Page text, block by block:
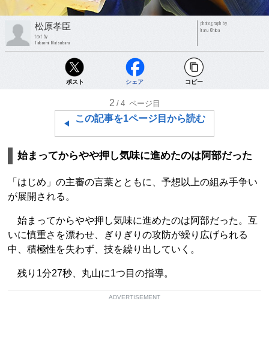
松原孝臣
text by
Takaomi Matsubara
photograph by
Itaru Chiba
ポスト シェア コピー
2 /4 ページ目
この記事を1ページ目から読む
始まってからやや押し気味に進めたのは阿部だった
「はじめ」の主審の言葉とともに、予想以上の組み手争い
が展開される。
始まってからやや押し気味に進めたのは阿部だった。互
いに慎重さを漂わせ、ぎりぎりの攻防が繰り広げられる
中、積極性を失わず、技を繰り出していく。
残り1分27秒、丸山に1つ目の指導。
ADVERTISEMENT